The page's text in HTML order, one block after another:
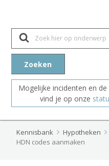
Z
e
k
a
Zoeken
Mogelijke incidenten en
vind je op onze
Kennisbank Hypotheken
HDN codes aanmaken